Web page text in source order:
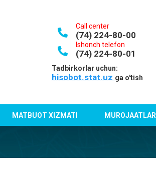
Call center
(74) 224-80-00
Ishonch telefon
(74) 224-80-01
Tadbirkorlar uchun:
hisobot.stat.uz ga o'tish
MATBUOT XIZMATI MUROJAATLAR